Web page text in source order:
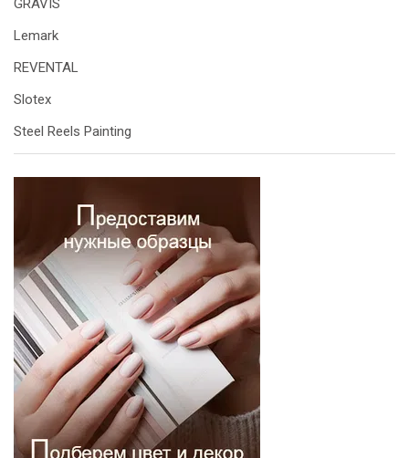
GRAVIS
Lemark
REVENTAL
Slotex
Steel Reels Painting